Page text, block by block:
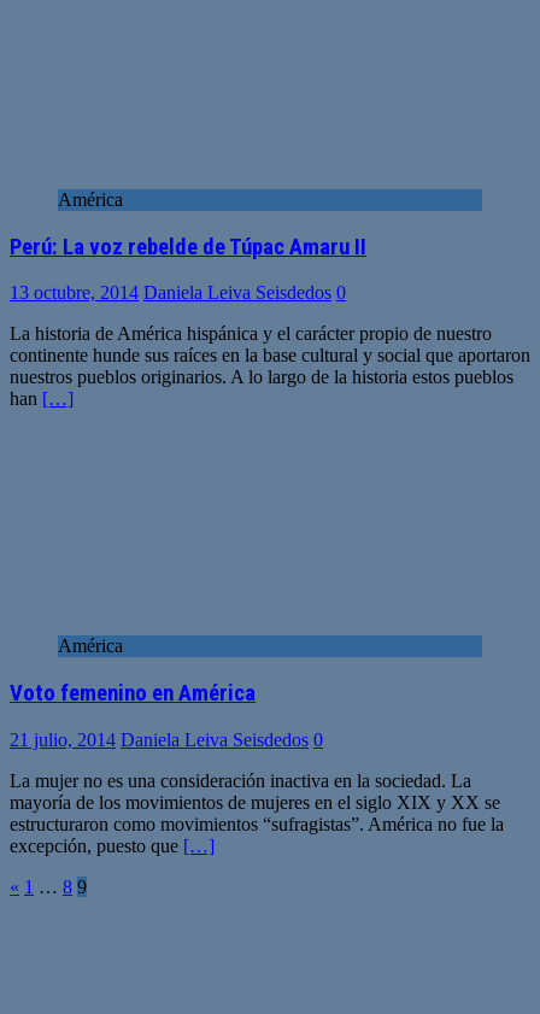
América
Perú: La voz rebelde de Túpac Amaru II
13 octubre, 2014 Daniela Leiva Seisdedos 0
La historia de América hispánica y el carácter propio de nuestro
continente hunde sus raíces en la base cultural y social que aportaron
nuestros pueblos originarios. A lo largo de la historia estos pueblos
han […]
América
Voto femenino en América
21 julio, 2014 Daniela Leiva Seisdedos 0
La mujer no es una consideración inactiva en la sociedad. La
mayoría de los movimientos de mujeres en el siglo XIX y XX se
estructuraron como movimientos “sufragistas”. América no fue la
excepción, puesto que […]
Paginación
« 1 … 8 9